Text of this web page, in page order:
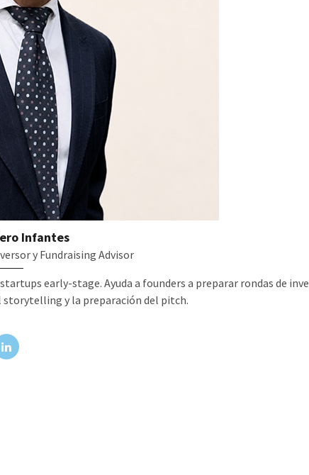
Infantes
y Fundraising Advisor
early-stage. Ayuda a founders a preparar rondas de
storytelling y la preparación del pitch.